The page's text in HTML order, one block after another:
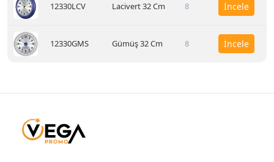
12330LCV Lacivert 32 Cm 8 İncele
12330GMS Gümüş 32 Cm 8 İncele